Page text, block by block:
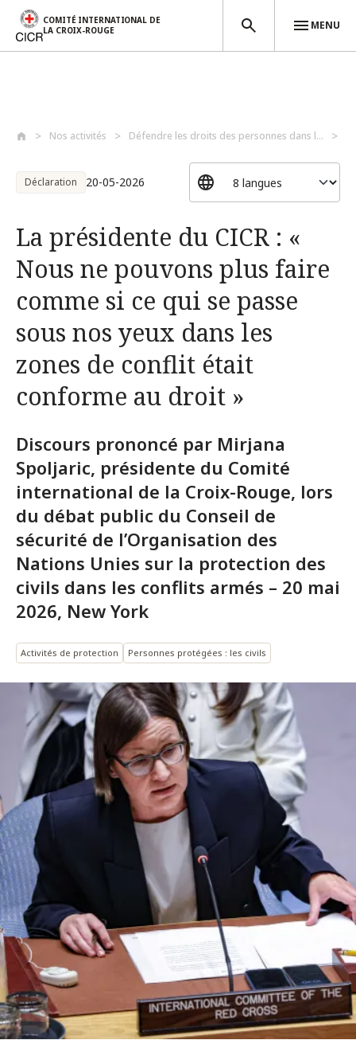
COMITÉ INTERNATIONAL DE
LA CROIX-ROUGE
MENU
Nos activités Défendre les droits des personnes dans l...
Déclaration 20-05-2026
La présidente du CICR : «
Nous ne pouvons plus faire
comme si ce qui se passe
sous nos yeux dans les
zones de conflit était
conforme au droit »
Discours prononcé par Mirjana
Spoljaric, présidente du Comité
international de la Croix-Rouge, lors
du débat public du Conseil de
sécurité de l’Organisation des
Nations Unies sur la protection des
civils dans les conflits armés – 20 mai
2026, New York
Activités de protection Personnes protégées : les civils